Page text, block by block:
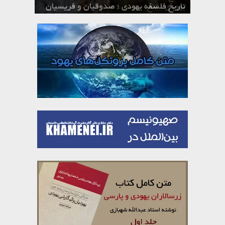
تاریخ فلسفه یهودی ؛ صدوقیان و فریسیان
یهودی ؛ تنخ
تاریخ فلسفه یهودی ؛ حکومت دینی یهود
یهوه